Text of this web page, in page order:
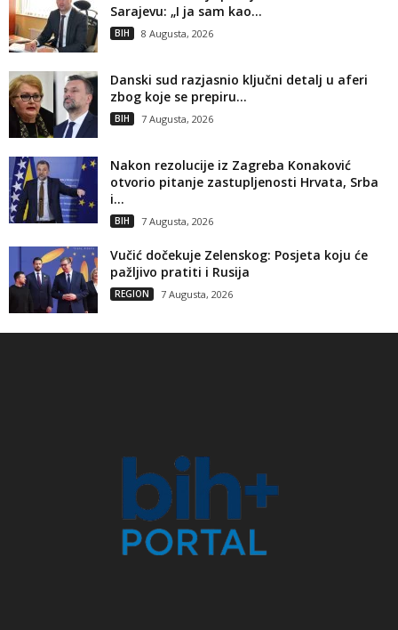
Sarajevu: „I ja sam kao...
BIH 8 Augusta, 2026
Danski sud razjasnio ključni detalj u aferi
zbog koje se prepiru...
BIH 7 Augusta, 2026
Nakon rezolucije iz Zagreba Konaković
otvorio pitanje zastupljenosti Hrvata, Srba
i...
BIH 7 Augusta, 2026
Vučić dočekuje Zelenskog: Posjeta koju će
pažljivo pratiti i Rusija
REGION 7 Augusta, 2026